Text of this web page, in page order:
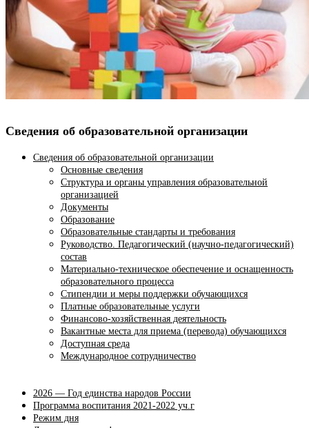
Сведения об образовательной организации
Сведения об образовательной организации
Основные сведения
Структура и органы управления образовательной
организацией
Документы
Образование
Образовательные стандарты и требования
Руководство. Педагогический (научно-педагогический)
состав
Материально-техническое обеспечение и оснащенность
образовательного процесса
Стипендии и меры поддержки обучающихся
Платные образовательные услуги
Финансово-хозяйственная деятельность
Вакантные места для приема (перевода) обучающихся
Доступная среда
Международное сотрудничество
2026 — Год единства народов России
Программа воспитания 2021-2022 уч.г
Режим дня